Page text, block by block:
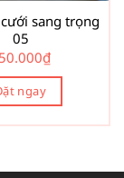
sang trọng
05
₫
ngay